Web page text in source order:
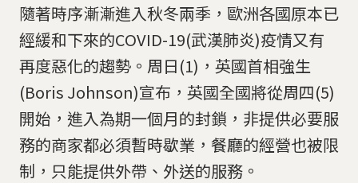
隨著時序漸漸進入秋冬兩季，歐洲各國原本已
經緩和下來的COVID-19(武漢肺炎)疫情又有
再度惡化的趨勢。周日(1)，英國首相強生
(Boris Johnson)宣布，英國全國將從周四(5)
開始，進入為期一個月的封鎖，非提供必要服
務的商家都必須暫時歇業，餐廳的經營也被限
制，只能提供外帶、外送的服務。